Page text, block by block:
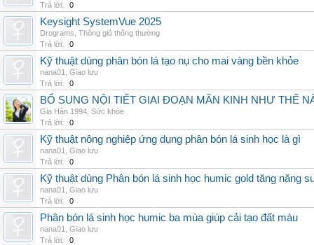
Trả lời:
0
Keysight SystemVue 2025
Drograms Thông gió thông thường
Trả lời:
0
Kỹ thuật dùng phân bón lá tạo nụ cho mai vàng bền khỏe
nana01
Giao lưu
Trả lời:
0
BỔ SUNG NỘI TIẾT GIAI ĐOẠN MÃN KINH NHƯ THẾ
Gia Hân 1994 Sức khỏe
Trả lời:
0
Kỹ thuật nông nghiệp ứng dụng phân bón lá sinh học là gì
nana01
Giao lưu
Trả lời:
0
Kỹ thuật dùng Phân bón lá sinh học humic gold tăng năng
nana01
Giao lưu
Trả lời:
0
Phân bón lá sinh học humic ba mùa giúp cải tạo đất màu
nana01
Giao lưu
Trả lời:
0